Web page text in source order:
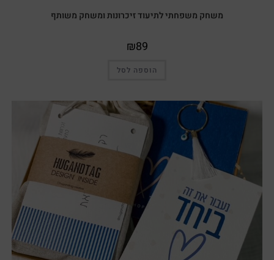
משחק משפחתי לתיעוד זיכרונות ומשחק משותף
₪89
הוספה לסל